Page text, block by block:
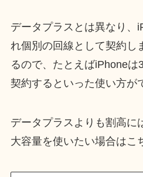
データプラスとは異なり、
れ個別の回線として契約し
るので、たとえばiPhoneは
契約するといった使い方が
データプラスよりも割高に
大容量を使いたい場合はこ